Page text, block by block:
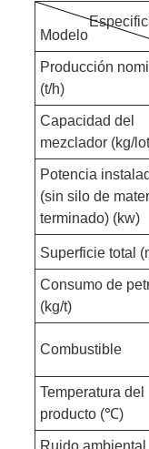
Modelo
Producción
(t/h)
Capacidad del
mezclador (kg/
Potencia
(sin silo de
terminado) (kw)
Superficie total
Consumo de
(kg/t)
Combustible
Temperatura del
producto (℃)
Ruido ambiental